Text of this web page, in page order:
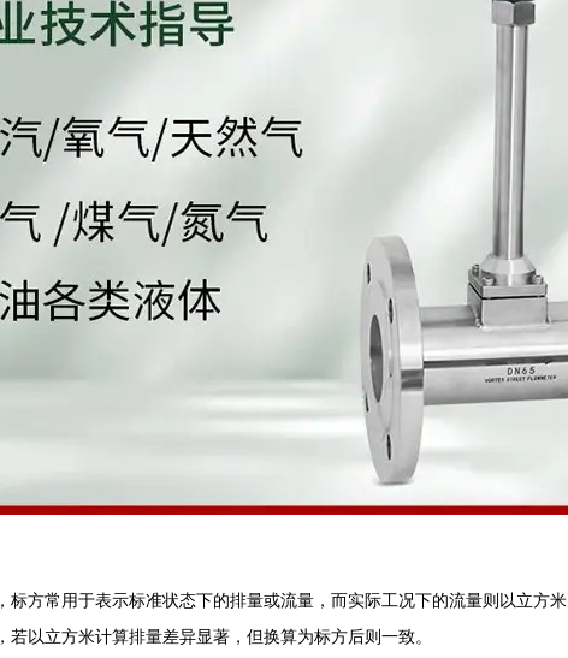
标方常用于表示标准状态下的排量或流量，而实际工况下的流量则以立方
以立方米计算排量差异显著，但换算为标方后则一致。